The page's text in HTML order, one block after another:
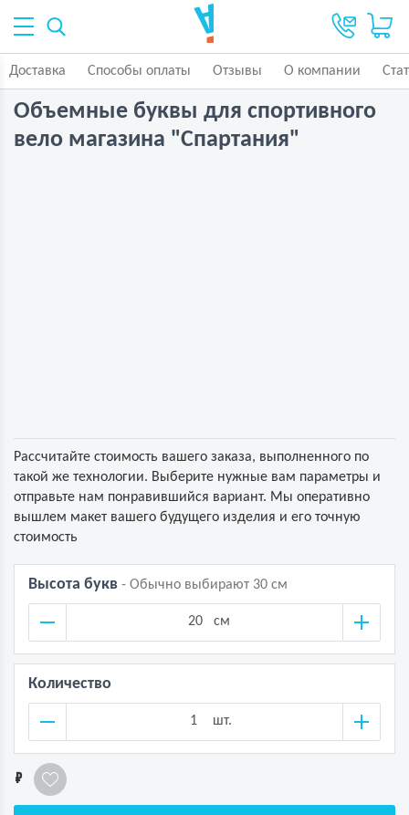
Доставка Способы оплаты Отзывы О компании
Объемные буквы для спортивного
вело магазина "Спартания"
Рассчитайте стоимость вашего заказа, выполненного по
такой же технологии. Выберите нужные вам параметры и
отправьте нам понравившийся вариант. Мы оперативно
вышлем макет вашего будущего изделия и его точную
стоимость
Высота букв - Обычно выбирают 30 см
см
Количество
шт.
1